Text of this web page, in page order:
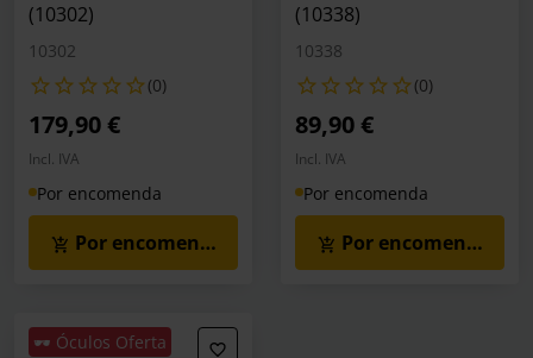
(10302)
10302
(0)
179,90 €
Incl. IVA
Por encomenda
Por encomenda
(10338)
10338
(0)
89,90 €
Incl. IVA
Por encomenda
Por encomenda
🕶️ Óculos Oferta